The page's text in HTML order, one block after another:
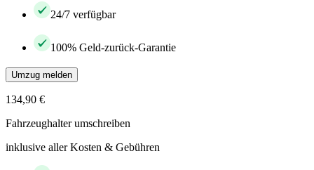
24/7 verfügbar
100% Geld-zurück-Garantie
Umzug melden
134,90 €
Fahrzeughalter umschreiben
inklusive aller Kosten & Gebühren